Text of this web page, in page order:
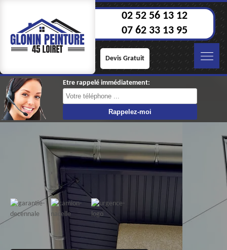
02 52 56 13 12
07 62 33 13 95
Devis Gratuit
Etre rappelé immédiatement: